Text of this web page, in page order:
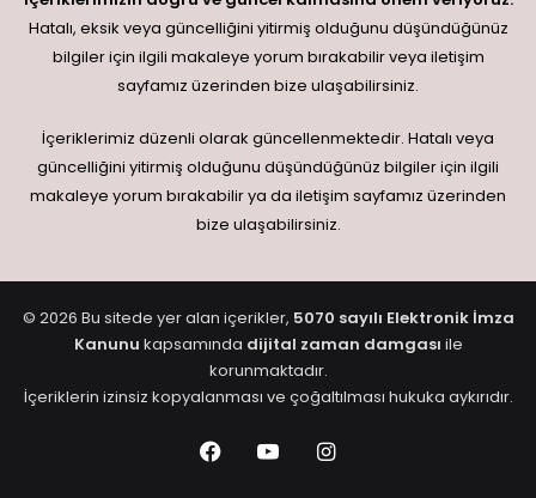
Hatalı, eksik veya güncelliğini yitirmiş olduğunu düşündüğünüz
bilgiler için ilgili makaleye yorum bırakabilir veya iletişim
sayfamız üzerinden bize ulaşabilirsiniz.
İçeriklerimiz düzenli olarak güncellenmektedir. Hatalı veya
güncelliğini yitirmiş olduğunu düşündüğünüz bilgiler için ilgili
makaleye yorum bırakabilir ya da iletişim sayfamız üzerinden
bize ulaşabilirsiniz.
© 2026 Bu sitede yer alan içerikler, 5070 sayılı Elektronik İmza
Kanunu kapsamında dijital zaman damgası ile
korunmaktadır.
İçeriklerin izinsiz kopyalanması ve çoğaltılması hukuka aykırıdır.
FacebookYouTubeInstagram